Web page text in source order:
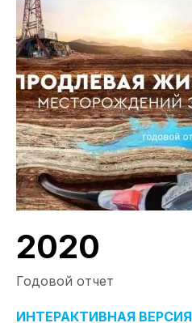
2020
Годовой отчет
ИНТЕРАКТИВНАЯ ВЕРСИЯ